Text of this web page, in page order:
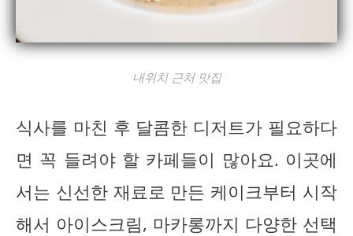
내위치 근처 맛집
식사를 마친 후 달콤한 디저트가 필요하다
면 꼭 들려야 할 카페들이 많아요. 이곳에
서는 신선한 재료로 만든 케이크부터 시작
해서 아이스크림, 마카롱까지 다양한 선택